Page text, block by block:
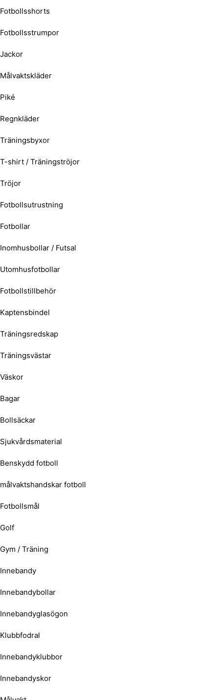
Fotbollsshorts
Fotbollsstrumpor
Jackor
Målvaktskläder
Piké
Regnkläder
Träningsbyxor
T-shirt / Träningströjor
Tröjor
Fotbollsutrustning
Fotbollar
Inomhusbollar / Futsal
Utomhusfotbollar
Fotbollstillbehör
Kaptensbindel
Träningsredskap
Träningsvästar
Väskor
Bagar
Bollsäckar
Sjukvårdsmaterial
Benskydd fotboll
målvaktshandskar fotboll
Fotbollsmål
Golf
Gym / Träning
Innebandy
Innebandybollar
Innebandyglasögon
Klubbfodral
Innebandyklubbor
Innebandyskor